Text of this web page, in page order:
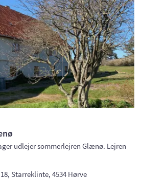
udlejer sommerlejren Glænø. Lejren
Starreklinte, 4534 Hørve